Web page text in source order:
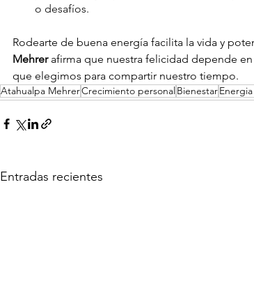
o desafíos.
Rodearte de buena energía facilita la vida y
Mehrer afirma que nuestra felicidad depende
que elegimos para compartir nuestro tiempo.
Atahualpa MehrerCrecimiento personalBienestar
Entradas recientes